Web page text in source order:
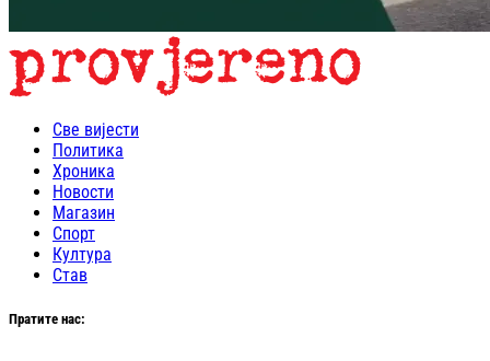
Све вијести
Политика
Хроника
Новости
Магазин
Спорт
Култура
Став
Пратите нас: